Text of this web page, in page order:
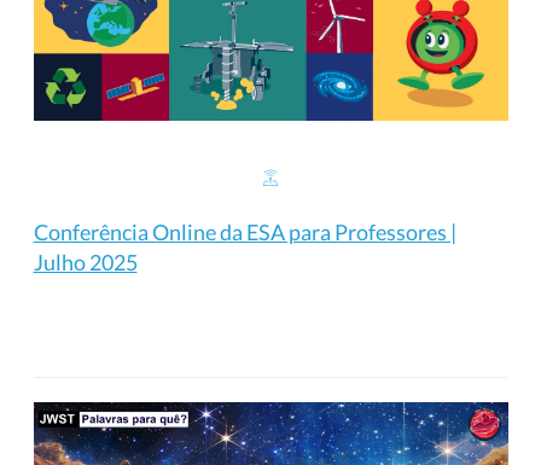
Conferência Online da ESA para Professores |
Julho 2025